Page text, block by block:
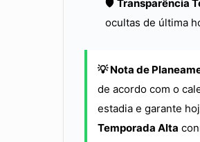
🛡️Transparência
ocultas de última
💡 Nota de
de acordo com o
estadia e garante
Temporada Alta